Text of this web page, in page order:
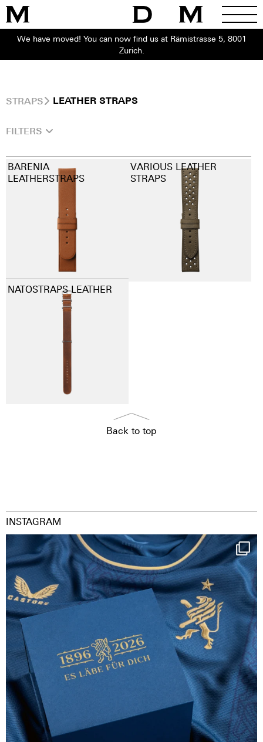
We have moved! You can now find us at Rämistrasse 5, 8001
Zurich.
STRAPS LEATHER STRAPS
FILTERS
BARENIA
LEATHERSTRAPS
VARIOUS LEATHER
STRAPS
NATOSTRAPS LEATHER
Back to top
INSTAGRAM
Happy Birthday FCZ
130 years filled ...
127
3